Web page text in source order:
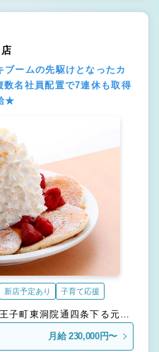
ームの先駆けとなったカ
数名社員配置で7連休も取得
★
新店予定あり 子育て応援
月給 230,000円〜